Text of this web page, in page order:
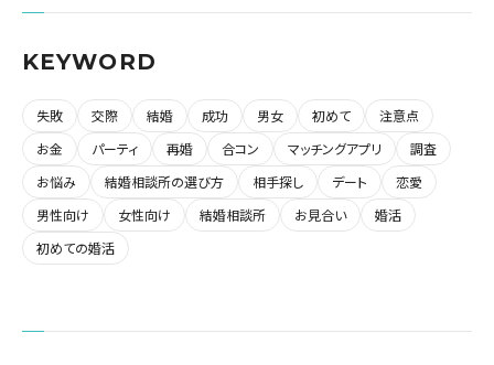
KEYWORD
失敗 交際 結婚 成功 男女 初めて
注意点
お金
パーティ 再婚 合コン マッチングアプリ
調査
お悩み
結婚相談所の選び方 相手探し デート
恋愛
男性向け
女性向け 結婚相談所 お見合い
婚活
初めての婚活